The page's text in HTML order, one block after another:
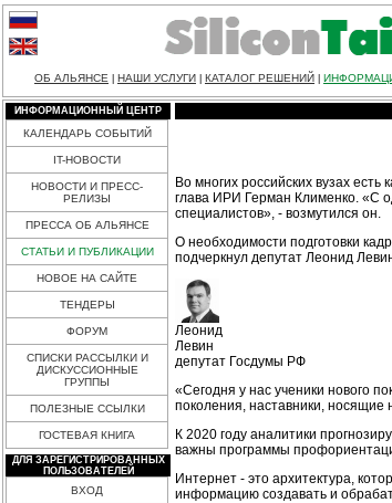
ОБ АЛЬЯНСЕ НАШИ УСЛУГИ КАТАЛОГ РЕШЕНИЙ
ИНФОРМАЦИОННЫЙ ЦЕНТР
КАЛЕНДАРЬ СОБЫТИЙ
IT-НОВОСТИ
НОВОСТИ И ПРЕСС-
РЕЛИЗЫ
ПРЕССА ОБ АЛЬЯНСЕ
СТАТЬИ И ПУБЛИКАЦИИ
НОВОЕ НА САЙТЕ
ТЕНДЕРЫ
ФОРУМ
СПИСКИ РАССЫЛКИ И
ДИСКУССИОННЫЕ
ГРУППЫ
ПОЛЕЗНЫЕ ССЫЛКИ
ГОСТЕВАЯ КНИГА
ДЛЯ ЗАРЕГИСТРИРОВАННЫХ
ПОЛЬЗОВАТЕЛЕЙ
ВХОД
Во многих российских вузах
глава ИРИ Герман Клименко. «С
специалистов», - возмутился он.
О необходимости подготовки
подчеркнул депутат Леонид
Леонид
Левин
депутат Госдумы РФ
«Сегодня у нас ученики нового
поколения, наставники, носящие
К 2020 году аналитики
важны программы
Интернет - это архитектура,
информацию создавать и